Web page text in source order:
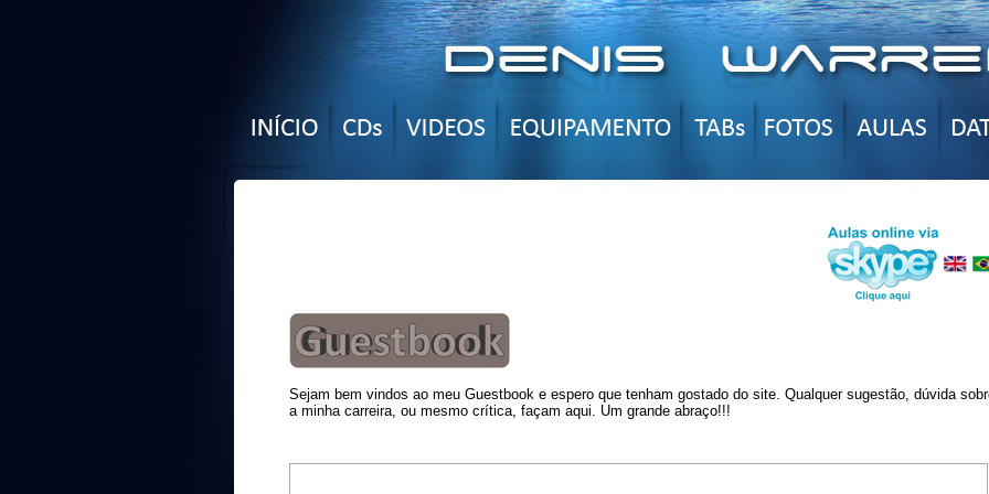
Sejam bem vindos ao meu Guestbook e espero que tenham gostado do site. Qualquer sugestão, dúvida
a minha carreira, ou mesmo crítica, façam aqui. Um grande abraço!!!